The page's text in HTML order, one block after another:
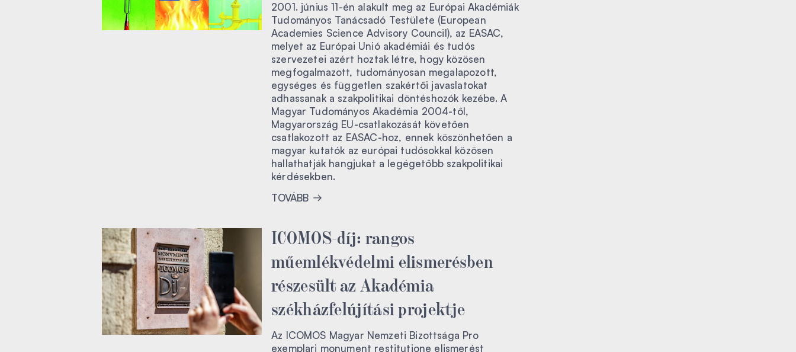
2001. június 11-én alakult meg az Európai Akadémiák
Tudományos Tanácsadó Testülete (European
Academies Science Advisory Council), az EASAC,
melyet az Európai Unió akadémiái és tudós
szervezetei azért hoztak létre, hogy közösen
megfogalmazott, tudományosan megalapozott,
egységes és független szakértői javaslatokat
adhassanak a szakpolitikai döntéshozók kezébe. A
Magyar Tudományos Akadémia 2004-től,
Magyarország EU-csatlakozását követően
csatlakozott az EASAC-hoz, ennek köszönhetően a
magyar kutatók az európai tudósokkal közösen
hallathatják hangjukat a legégetőbb szakpolitikai
kérdésekben.
TOVÁBB
ICOMOS-díj: rangos
műemlékvédelmi elismerésben
részesült az Akadémia
székházfelújítási projektje
Az ICOMOS Magyar Nemzeti Bizottsága Pro
exemplari monument restitutione elismerést